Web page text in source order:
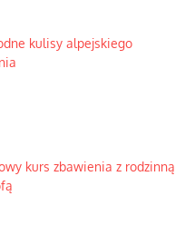
kulisy alpejskiego
kurs zbawienia z rodzinną